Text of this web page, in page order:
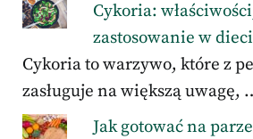
Cykoria:
zastosowanie w
Cykoria to warzywo, które z
zasługuje na większą uwagę,
Jak gotować na